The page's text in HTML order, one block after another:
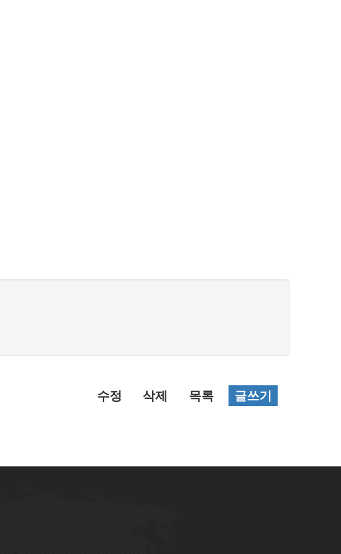
수정 삭제 목록 글쓰기